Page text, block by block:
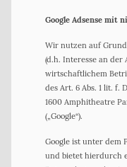
Google Adsense mit
Wir nutzen auf
(d.h. Interesse an der
wirtschaftlichem
des Art. 6 Abs. 1 lit. f.
1600 Amphitheatre
(„Google“).
Google ist unter dem
und bietet hierdurch